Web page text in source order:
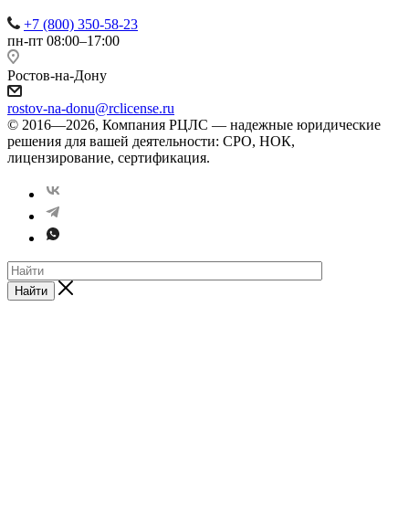
+7 (800) 350-58-23
пн-пт 08:00–17:00
Ростов-на-Дону
rostov-na-donu@rclicense.ru
© 2016—2026, Компания РЦЛС — надежные юридические
решения для вашей деятельности: СРО, НОК,
лицензирование, сертификация.
Найти